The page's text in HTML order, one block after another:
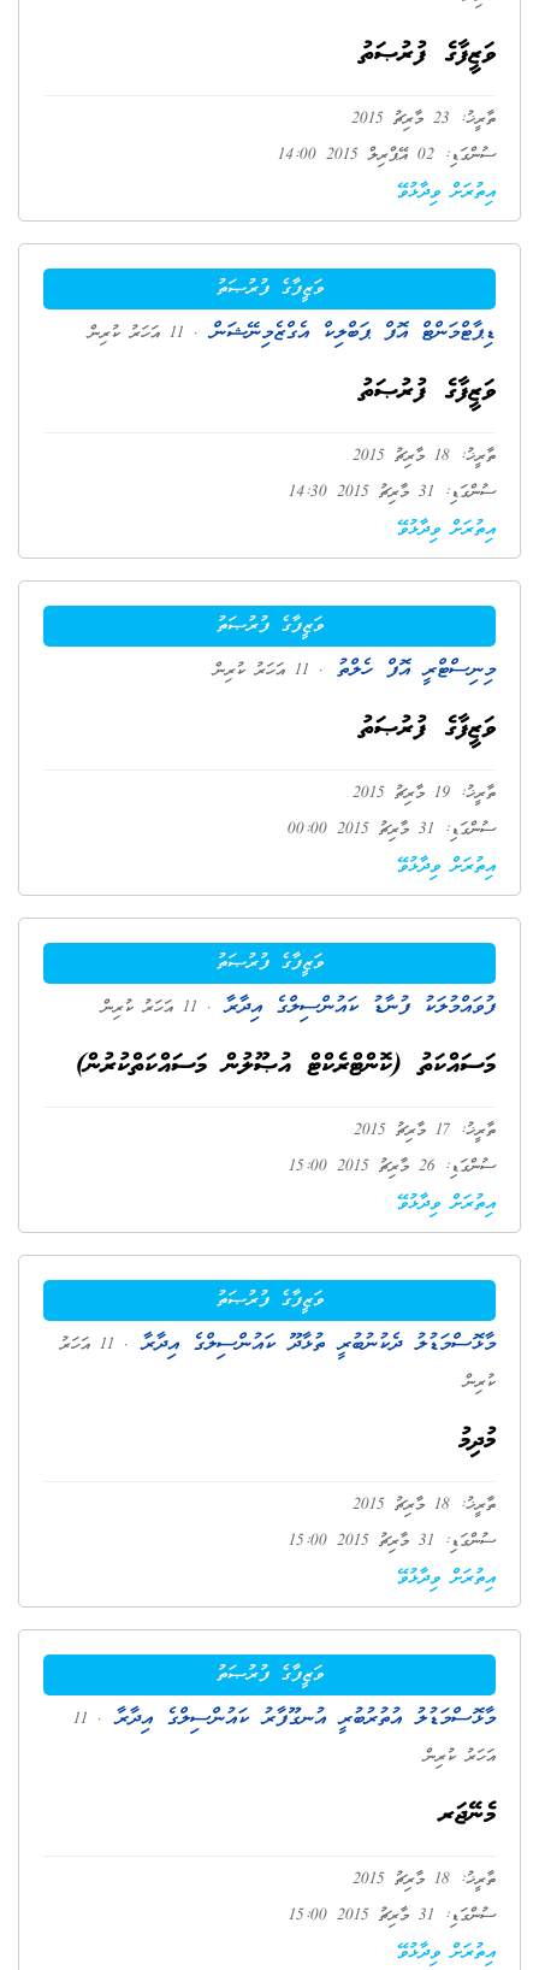
ވަޒީފާގެ ފުރުޞަތު
ތާރީޚު: 23 މާރިޗު 2015
ސުންގަޑި: 02 އޭޕްރިލް 2015 14:00
އިތުރަށް ވިދާޅުވޭ
ވަޒީފާގެ ފުރުޞަތު
ޑިޕާޓްމަންޓް އޮފް ޕަބްލިކް އެގްޒެމިނޭޝަން . 11 އަހަރު ކުރިން
ވަޒީފާގެ ފުރުޞަތު
ތާރީޚު: 18 މާރިޗު 2015
ސުންގަޑި: 31 މާރިޗު 2015 14:30
އިތުރަށް ވިދާޅުވޭ
ވަޒީފާގެ ފުރުޞަތު
މިނިސްޓްރީ އޮފް ހެލްތު . 11 އަހަރު ކުރިން
ވަޒީފާގެ ފުރުޞަތު
ތާރީޚު: 19 މާރިޗު 2015
ސުންގަޑި: 31 މާރިޗު 2015 00:00
އިތުރަށް ވިދާޅުވޭ
ވަޒީފާގެ ފުރުޞަތު
ފުވައްމުލަކު ފުނާޑު ކައުންސިލްގެ އިދާރާ . 11 އަހަރު ކުރިން
މަސައްކަތު (ކޮންޓްރެކްޓް އުޞޫލުން މަސައްކަތްކުރުން)
ތާރީޚު: 17 މާރިޗު 2015
ސުންގަޑި: 26 މާރިޗު 2015 15:00
އިތުރަށް ވިދާޅުވޭ
ވަޒީފާގެ ފުރުޞަތު
މާޅޮސްމަޑުލު ދެކުނުބުރީ ތުޅާދޫ ކައުންސިލްގެ އިދާރާ
. 11 އަހަރު
ކުރިން
މުދިމު
ތާރީޚު: 18 މާރިޗު 2015
ސުންގަޑި: 31 މާރިޗު 2015 15:00
އިތުރަށް ވިދާޅުވޭ
ވަޒީފާގެ ފުރުޞަތު
މާޅޮސްމަޑުލު އުތުރުބުރީ އުނގޫފާރު ކައުންސިލްގެ އިދާރާ
. 11
އަހަރު ކުރިން
މެނޭޖަރ
ތާރީޚު: 18 މާރިޗު 2015
ސުންގަޑި: 31 މާރިޗު 2015 15:00
އިތުރަށް ވިދާޅުވޭ